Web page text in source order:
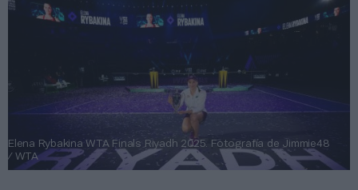
Elena Rybakina WTA Finals Riyadh 2025. Fotografía de Jimmie48
/ WTA